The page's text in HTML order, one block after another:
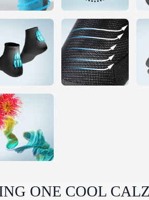
ONE COOL